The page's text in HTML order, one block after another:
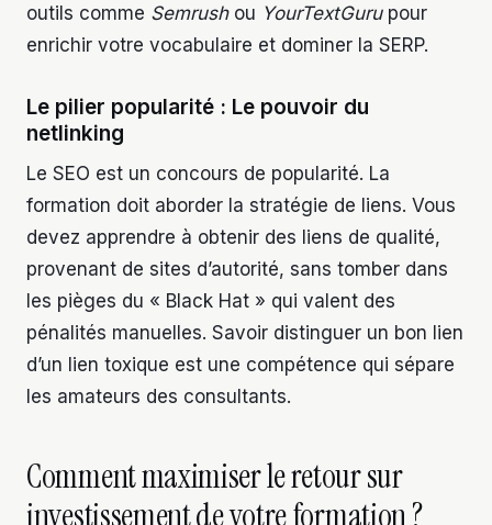
outils comme Semrushou YourTextGurupour
enrichir votre vocabulaire et dominer la SERP.
Le pilier popularité : Le pouvoir du
netlinking
Le SEO est un concours de popularité. La
formation doit aborder la stratégie de liens. Vous
devez apprendre à obtenir des liens de qualité,
provenant de sites d’autorité, sans tomber dans
les pièges du « Black Hat » qui valent des
pénalités manuelles. Savoir distinguer un bon lien
d’un lien toxique est une compétence qui sépare
les amateurs des consultants.
Comment maximiser le retour sur
investissement de votre formation ?